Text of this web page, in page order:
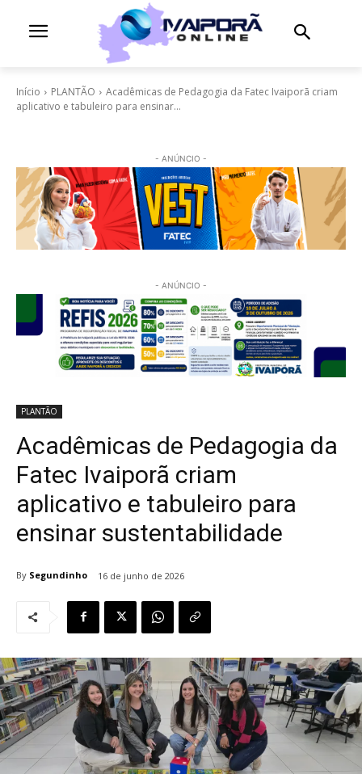
Início PLANTÃO
Acadêmicas de Pedagogia da Fatec Ivaiporã criam
aplicativo e tabuleiro para ensinar...
- ANÚNCIO -
- ANÚNCIO -
PLANTÃO
Acadêmicas de Pedagogia da
Fatec Ivaiporã criam
aplicativo e tabuleiro para
ensinar sustentabilidade
By Segundinho 16 de junho de 2026